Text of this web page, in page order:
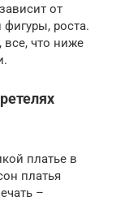
от
роста.
все, что ниже
платье в
платья
–